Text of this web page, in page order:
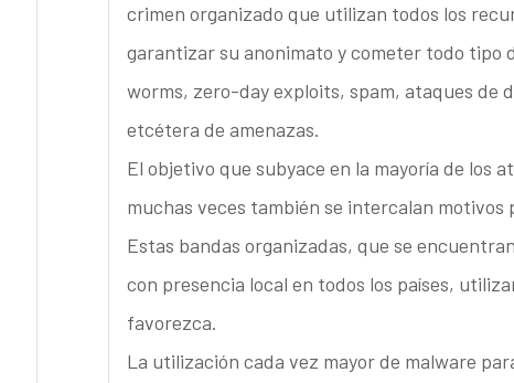
crimen organizado que utilizan todos los
garantizar su anonimato y cometer todo tipo
worms, zero-day exploits, spam, ataques de
etcétera de amenazas.
El objetivo que subyace en la mayoría de los
muchas veces también se intercalan
Estas bandas organizadas, que se
con presencia local en todos los países,
favorezca.
La utilización cada vez mayor de malware